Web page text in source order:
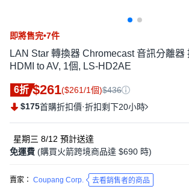
即將售完•7件
LAN Star 轉換器 Chromecast 音訊分離器
HDMI to AV, 1個, LS-HD2AE
6折 $261($261/1個)$436
$175首購折扣價·折扣剩下20小時
星期三 8/12 預計送達
免運費 (購買火箭跨境商品達 $690 時)
賣家： Coupang Corp. 去看銷售者的商品